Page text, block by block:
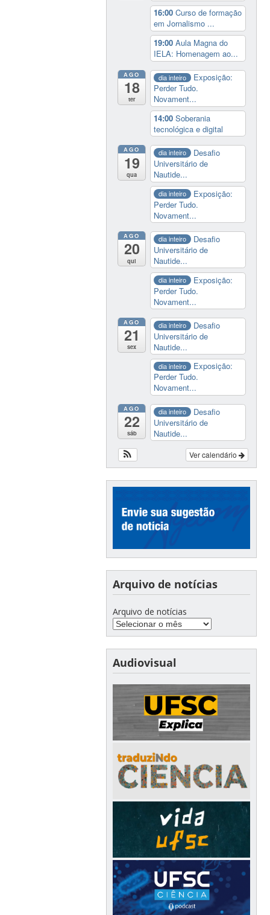
16:00Curso de formação
em Jornalismo ...
19:00Aula Magna do
IELA: Homenagem ao...
AGO
18
ter
dia inteiro
Exposição:
Perder Tudo.
Novament...
14:00Soberania
tecnológica e digital
AGO
19
qua
dia inteiro
Desafio
Universitário de
Nautide...
dia inteiro
Exposição:
Perder Tudo.
Novament...
AGO
20
qui
dia inteiro
Desafio
Universitário de
Nautide...
dia inteiro
Exposição:
Perder Tudo.
Novament...
AGO
21
sex
dia inteiro
Desafio
Universitário de
Nautide...
dia inteiro
Exposição:
Perder Tudo.
Novament...
AGO
22
sáb
dia inteiro
Desafio
Universitário de
Nautide...
Ver calendário
Arquivo de notícias
Arquivo de notícias
Audiovisual